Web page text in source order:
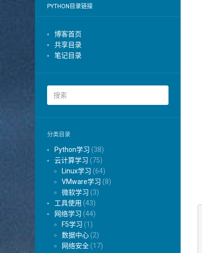
PYTHON目录链接
博客首页
共享目录
笔记目录
分类目录
Python学习 (38)
云计算学习 (75)
Linux学习 (64)
VMware学习 (8)
微软学习 (3)
工具使用 (43)
网络学习 (44)
F5学习 (1)
数据中心(2)
网络安全(17)